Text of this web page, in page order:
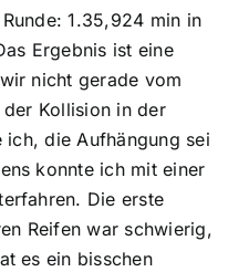
1.35,924 min in
Ergebnis ist eine
nicht gerade vom
Kollision in der
ich, die Aufhängung sei
konnte ich mit einer
Die erste
Reifen war schwierig,
es ein bisschen